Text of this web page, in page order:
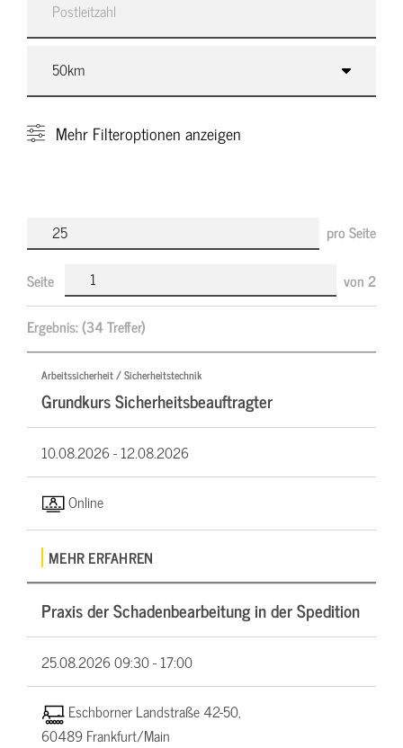
Mehr Filteroptionen anzeigen
pro Seite
Seite von2
Ergebnis:(34 Treffer)
Arbeitssicherheit / Sicherheitstechnik
Grundkurs Sicherheitsbeauftragter
10.08.2026 -12.08.2026
Online
MEHR ERFAHREN
Praxis der Schadenbearbeitung in der Spedition
25.08.202609:30 - 17:00
Eschborner Landstraße 42-50,
60489 Frankfurt/Main